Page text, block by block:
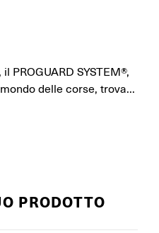
PROGUARD SYSTEM®,
delle corse, trova...
PRODOTTO